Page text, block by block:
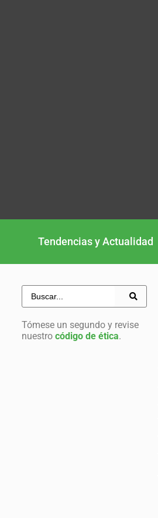
Tendencias y Actualidad
Tómese un segundo y revise
nuestro código de ética.